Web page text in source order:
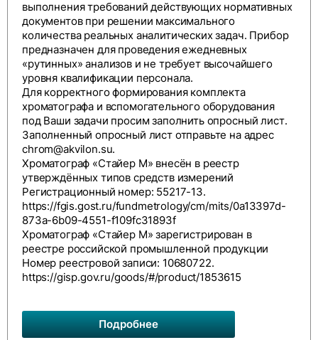
выполнения требований действующих нормативных
документов при решении максимального
количества реальных аналитических задач. Прибор
предназначен для проведения ежедневных
«рутинных» анализов и не требует высочайшего
уровня квалификации персонала.
Для корректного формирования комплекта
хроматографа и вспомогательного оборудования
под Ваши задачи просим заполнить опросный лист.
Заполненный опросный лист отправьте на адрес
chrom@akvilon.su.
Хроматограф «Стайер М» внесён в реестр
утверждённых типов средств измерений
Регистрационный номер: 55217-13.
https://fgis.gost.ru/fundmetrology/cm/mits/0a13397d-
873a-6b09-4551-f109fc31893f
Хроматограф «Стайер М» зарегистрирован в
реестре российской промышленной продукции
Номер реестровой записи: 10680722.
https://gisp.gov.ru/goods/#/product/1853615
Подробнее